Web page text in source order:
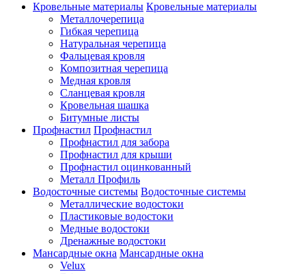
Кровельные материалы Кровельные материалы
Металлочерепица
Гибкая черепица
Натуральная черепица
Фальцевая кровля
Композитная черепица
Медная кровля
Сланцевая кровля
Кровельная шашка
Битумные листы
Профнастил Профнастил
Профнастил для забора
Профнастил для крыши
Профнастил оцинкованный
Металл Профиль
Водосточные системы Водосточные системы
Металлические водостоки
Пластиковые водостоки
Медные водостоки
Дренажные водостоки
Мансардные окна Мансардные окна
Velux